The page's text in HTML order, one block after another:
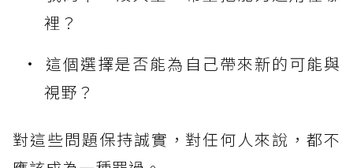
裡？
這個選擇是否能為自己帶來新的可能與
視野？
對這些問題保持誠實，對任何人來說，都不